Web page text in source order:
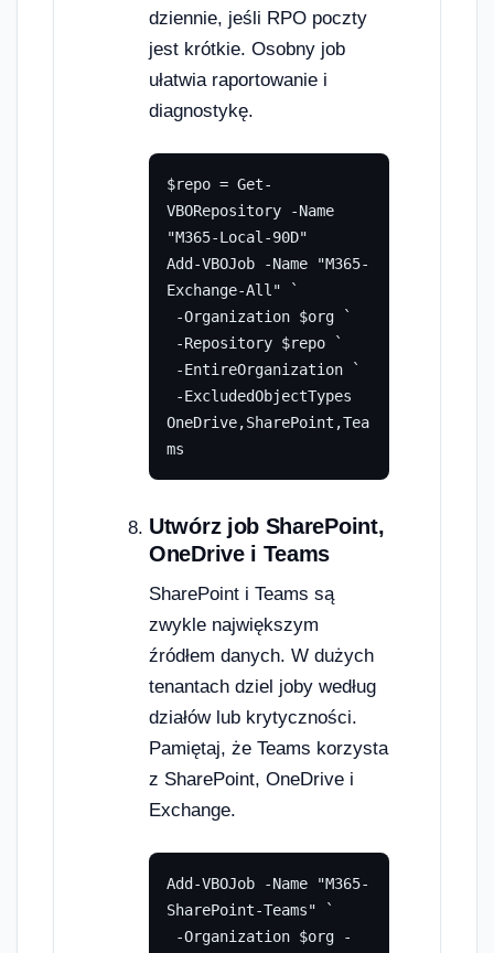
dziennie, jeśli RPO poczty
jest krótkie. Osobny job
ułatwia raportowanie i
diagnostykę.
$repo = Get-
VBORepository -Name
"M365-Local-90D"
Add-VBOJob -Name "M365-
Exchange-All" `
OneDrive,SharePoint,Tea
ms
Utwórz job SharePoint,
OneDrive i Teams
SharePoint i Teams są
zwykle największym
źródłem danych. W dużych
tenantach dziel joby według
działów lub krytyczności.
Pamiętaj, że Teams korzysta
z SharePoint, OneDrive i
Exchange.
Add-VBOJob -Name "M365-
SharePoint-Teams" `